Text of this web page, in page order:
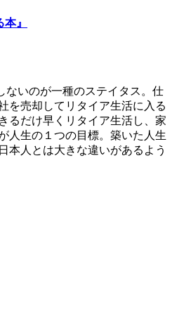
』
ないのが一種のステイタス。仕
を売却してリタイア生活に入る
るだけ早くリタイア生活し、家
人生の１つの目標。築いた人生
本人とは大きな違いがあるよう